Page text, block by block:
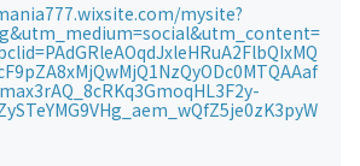
mysite?